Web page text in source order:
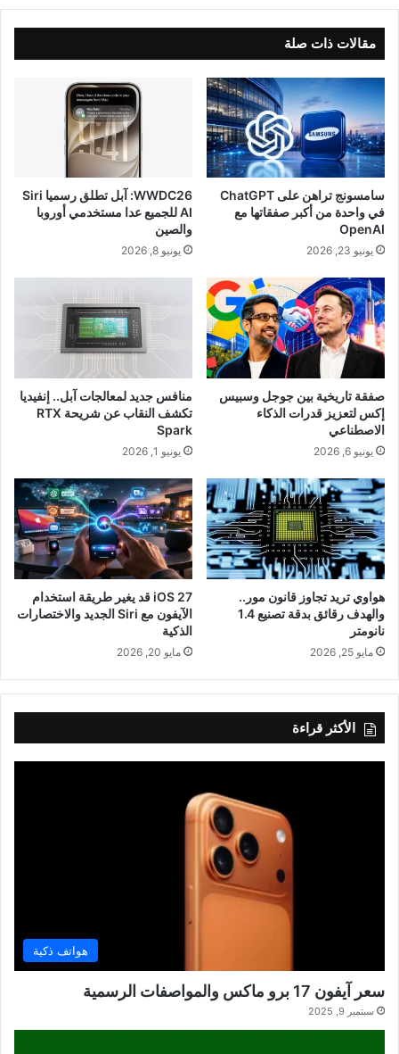
مقالات ذات صلة
سامسونج تراهن على ChatGPT
في واحدة من أكبر صفقاتها مع
OpenAI
يونيو 23, 2026
WWDC26: آبل تطلق رسميا Siri
AI للجميع عدا مستخدمي أوروبا
والصين
يونيو 8, 2026
صفقة تاريخية بين جوجل وسبيس
إكس لتعزيز قدرات الذكاء
الاصطناعي
يونيو 6, 2026
منافس جديد لمعالجات آبل.. إنفيديا
تكشف النقاب عن شريحة RTX
Spark
يونيو 1, 2026
هواوي تريد تجاوز قانون مور..
والهدف رقائق بدقة تصنيع 1.4
نانومتر
مايو 25, 2026
iOS 27 قد يغير طريقة استخدام
الآيفون مع Siri الجديد والاختصارات
الذكية
مايو 20, 2026
الأكثر قراءة
هواتف ذكية
سعر آيفون 17 برو ماكس والمواصفات الرسمية
سبتمبر 9, 2025